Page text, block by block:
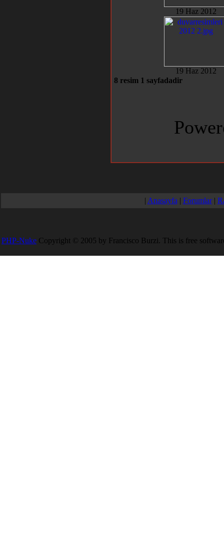
19 Haz 2012
19 Haz 2012
8 resim 1 sayfadadir
| Anasayfa | Forumlar|
PHP-Nuke Copyright © 2005 by Francisco Burzi. This is free